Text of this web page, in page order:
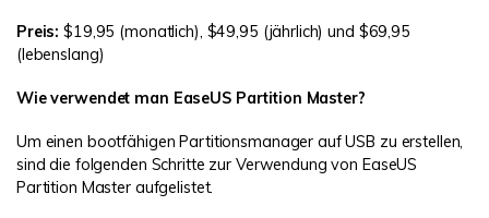
Preis: $19,95 (monatlich), $49,95 (jährlich) und $69,95
(lebenslang)
Wie verwendet man EaseUS Partition Master?
Um einen bootfähigen Partitionsmanager auf USB zu erstellen,
sind die folgenden Schritte zur Verwendung von EaseUS
Partition Master aufgelistet.